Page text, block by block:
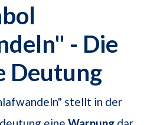
- Die
Deutung
stellt in der